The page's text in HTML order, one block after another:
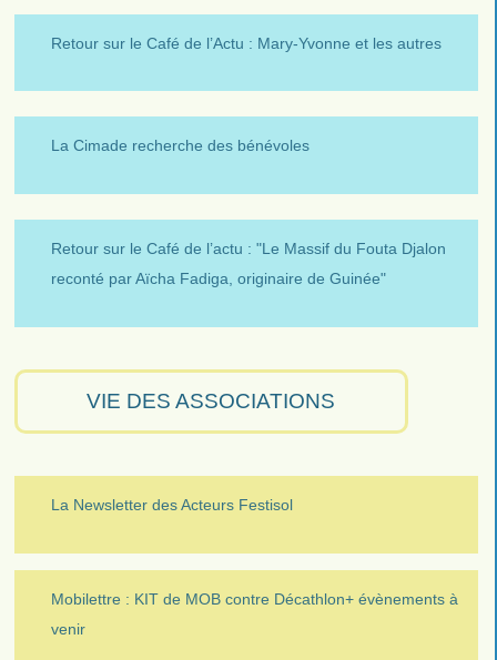
Retour sur le Café de l’Actu : Mary-Yvonne et les autres
La Cimade recherche des bénévoles
Retour sur le Café de l’actu : "Le Massif du Fouta Djalon
reconté par Aïcha Fadiga, originaire de Guinée"
VIE DES ASSOCIATIONS
La Newsletter des Acteurs Festisol
Mobilettre : KIT de MOB contre Décathlon+ évènements à
venir